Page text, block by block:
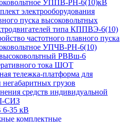
УППВ-РН-6(10)кВ
электрооборудования
пуска высоковольтных
типа КППВЭ-6(10)
частотного плавного пуска
УПЧВ-РН-6(10)
РВВш-6
тока ШОТ
тележка-платформа для
негабаритных грузов
средств индивидуальной
СИЗ
35 кВ
комплектные